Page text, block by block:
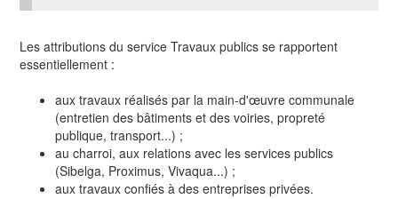
Les attributions du service Travaux publics se rapportent
essentiellement :
aux travaux réalisés par la main-d'œuvre communale
(entretien des bâtiments et des voiries, propreté
publique, transport...) ;
au charroi, aux relations avec les services publics
(Sibelga, Proximus, Vivaqua...) ;
aux travaux confiés à des entreprises privées.